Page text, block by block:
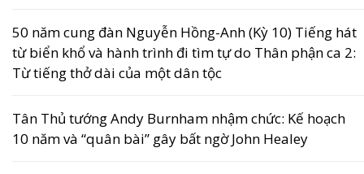
50 năm cung đàn Nguyễn Hồng-Anh (Kỳ 10) Tiếng hát
từ biển khổ và hành trình đi tìm tự do Thân phận ca 2:
Từ tiếng thở dài của một dân tộc
Tân Thủ tướng Andy Burnham nhậm chức: Kế hoạch
10 năm và “quân bài” gây bất ngờ John Healey